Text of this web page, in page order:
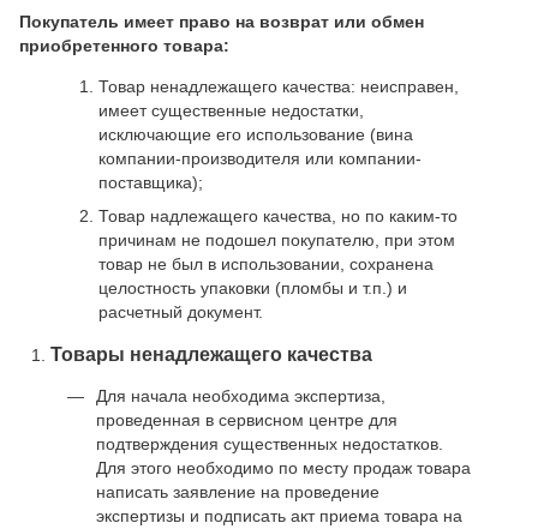
Покупатель имеет право на возврат или обмен
приобретенного товара:
Товар ненадлежащего качества: неисправен,
имеет существенные недостатки,
исключающие его использование (вина
компании-производителя или компании-
поставщика);
Товар надлежащего качества, но по каким-то
причинам не подошел покупателю, при этом
товар не был в использовании, сохранена
целостность упаковки (пломбы и т.п.) и
расчетный документ.
Товары ненадлежащего качества
Для начала необходима экспертиза,
проведенная в сервисном центре для
подтверждения существенных недостатков.
Для этого необходимо по месту продаж товара
написать заявление на проведение
экспертизы и подписать акт приема товара на